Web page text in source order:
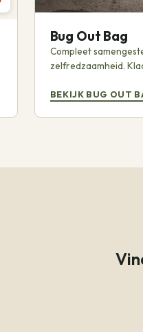
Bug Out Bag
Compleet
zelfredzaamheid.
BEKIJK BUG OUT